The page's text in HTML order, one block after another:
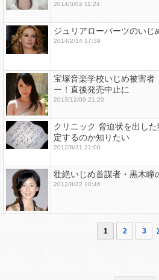
2014/3/02 11:24
ジュリアローバーツのいじ
2014/2/14 17:39
宝塚音楽学校いじめ被害者
ー！直後発売中止に
2013/12/09 21:20
クリニック 脅迫状を出し
定するのか知りたい
2012/8/31 21:00
壮絶いじめ首謀者・黒木瞳
2012/8/22 10:46
1 2 3